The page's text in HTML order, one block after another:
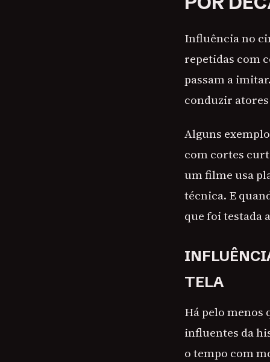
Influência no
repetidas com
passam a
conduzir
Alguns
com cortes
um filme usa
técnica. E
que foi testada
TELA
Há pelo menos
influentes da
o tempo com